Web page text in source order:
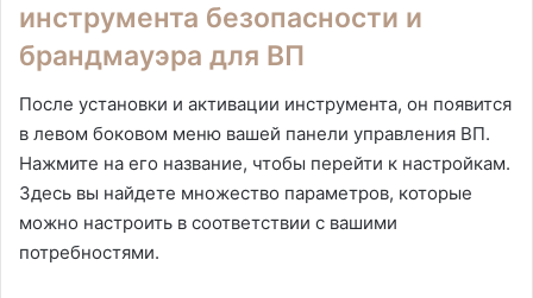
инструмента безопасности и
брандмауэра для ВП
После установки и активации инструмента, он появится
в левом боковом меню вашей панели управления ВП.
Нажмите на его название, чтобы перейти к настройкам.
Здесь вы найдете множество параметров, которые
можно настроить в соответствии с вашими
потребностями.